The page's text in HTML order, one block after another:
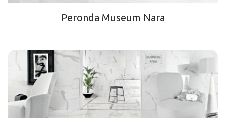
Peronda Museum Nara